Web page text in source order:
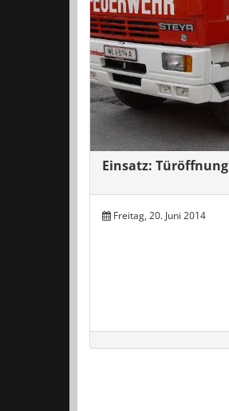
Einsatz: Türöffnung
Freitag, 20. Juni 2014